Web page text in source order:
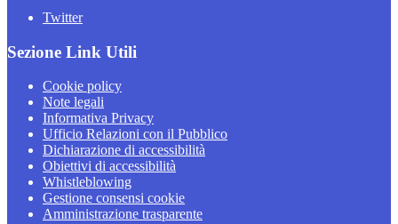
Twitter
Sezione Link Utili
Cookie policy
Note legali
Informativa Privacy
Ufficio Relazioni con il Pubblico
Dichiarazione di accessibilità
Obiettivi di accessibilità
Whistleblowing
Gestione consensi cookie
Amministrazione trasparente